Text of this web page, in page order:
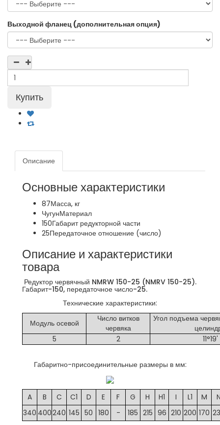
Выходной фланец (дополнительная опция)
Описание
Основные характеристики
87Масса, кг
ЧугунМатериал
150Габарит редукторной части
25Передаточное отношение (число)
Описание и характеристики
товара
Редуктор червячный NMRW 150-25 (NMRV 150-25).
Габарит-150, передаточное число-25.
Технические характеристики:
Модуль осевой
Число витков
червяка
Угол подъема
5
2 11°19'
Габаритно-присоединительные размеры в мм:
A B C C1 D E F G H H1 I L1 M
340 400240 145 50 180 - 185 215 96 210 200 170